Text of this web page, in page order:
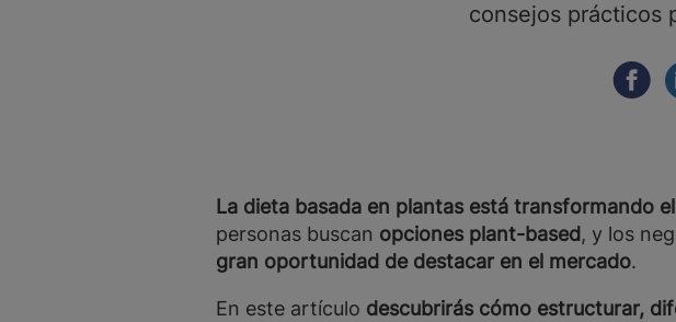
consejos prácticos
La dieta basada en plantas está transformando
personas buscan opciones plant-based, y los
gran oportunidad de destacar en el mercado.
En este artículo descubrirás cómo estructurar,